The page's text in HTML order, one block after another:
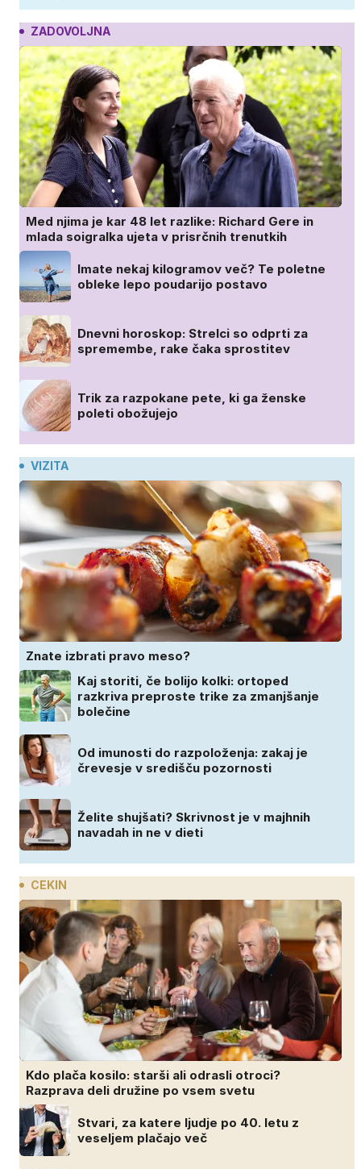
ZADOVOLJNA
Med njima je kar 48 let razlike: Richard Gere in
mlada soigralka ujeta v prisrčnih trenutkih
Imate nekaj kilogramov več? Te poletne
obleke lepo poudarijo postavo
Dnevni horoskop: Strelci so odprti za
spremembe, rake čaka sprostitev
Trik za razpokane pete, ki ga ženske
poleti obožujejo
VIZITA
Znate izbrati pravo meso?
Kaj storiti, če bolijo kolki: ortoped
razkriva preproste trike za zmanjšanje
bolečine
Od imunosti do razpoloženja: zakaj je
črevesje v središču pozornosti
Želite shujšati? Skrivnost je v majhnih
navadah in ne v dieti
CEKIN
Kdo plača kosilo: starši ali odrasli otroci?
Razprava deli družine po vsem svetu
Stvari, za katere ljudje po 40. letu z
veseljem plačajo več